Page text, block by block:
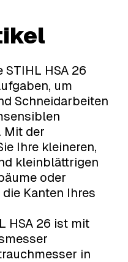
HSA 26
um
Schneidarbeiten
Mit der
Ihre kleineren,
kleinblättrigen
oder
Kanten Ihres
HSA 26 ist mit
in